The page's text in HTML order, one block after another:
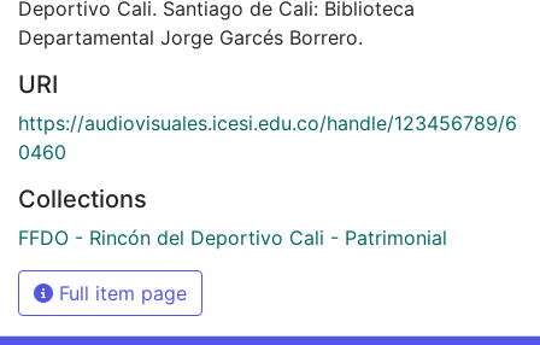
Deportivo Cali. Santiago de Cali: Biblioteca
Departamental Jorge Garcés Borrero.
URI
https://audiovisuales.icesi.edu.co/handle/123456789/6
0460
Collections
FFDO - Rincón del Deportivo Cali - Patrimonial
Full item page